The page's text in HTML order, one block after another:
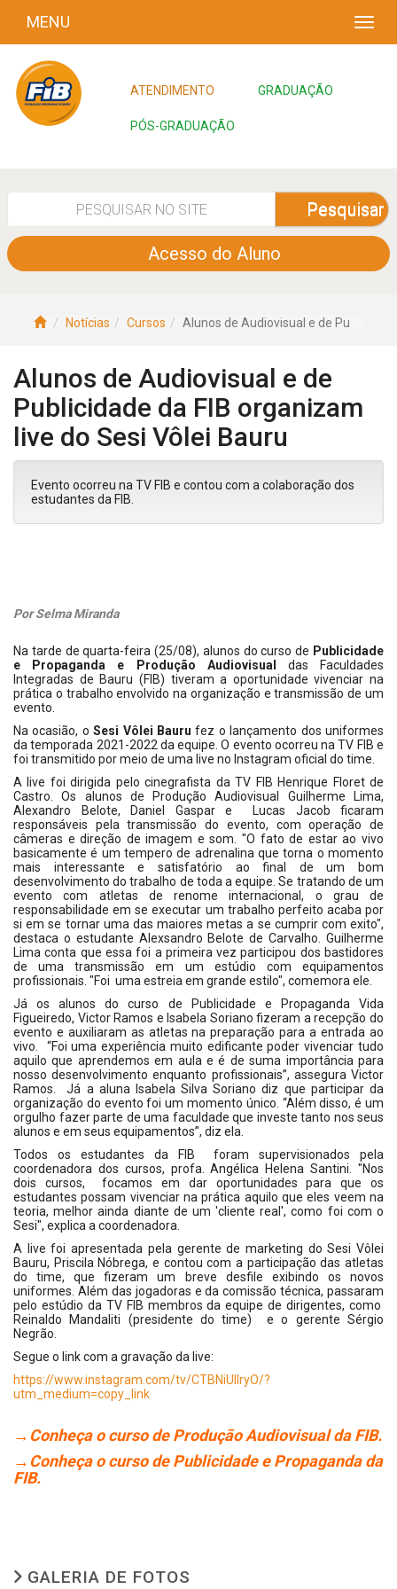
MENU
ATENDIMENTO GRADUAÇÃO
PÓS-GRADUAÇÃO
Pesquisar
Acesso do Aluno
Notícias Cursos Alunos de Audiovisual e de Pu
Alunos de Audiovisual e de
Publicidade da FIB organizam
live do Sesi Vôlei Bauru
Evento ocorreu na TV FIB e contou com a colaboração dos
estudantes da FIB.
Por Selma Miranda
Na tarde de quarta-feira (25/08), alunos do curso de Publicidade
e Propaganda e Produção Audiovisual
das Faculdades
Integradas de Bauru (FIB) tiveram a oportunidade vivenciar na
prática o trabalho envolvido na organização e transmissão de um
evento.
Na ocasião, oSesi Vôlei Bauru fez o lançamento dos uniformes
da temporada 2021-2022 da equipe. O evento ocorreu na TV FIB e
foi transmitido por meio de uma live no Instagram oficial do time.
A live foi dirigida pelo cinegrafista da TV FIB Henrique Floret de
Castro. Os alunos de Produção Audiovisual Guilherme Lima,
Alexandro Belote, Daniel Gaspar e Lucas Jacob ficaram
responsáveis pela transmissão do evento, com operação de
câmeras e direção de imagem e som. "O fato de estar ao vivo
basicamente é um tempero de adrenalina que torna o momento
mais interessante e satisfatório ao final de um bom
desenvolvimento do trabalho de toda a equipe. Se tratando de um
evento com atletas de renome internacional, o grau de
responsabilidade em se executar um trabalho perfeito acaba por
si em se tornar uma das maiores metas a se cumprir com exito",
destaca o estudante Alexsandro Belote de Carvalho. Guilherme
Lima conta que essa foi a primeira vez participou dos bastidores
de uma transmissão em um estúdio com equipamentos
profissionais. "Foi uma estreia em grande estilo", comemora ele.
Já os alunos do curso de Publicidade e Propaganda Vida
Figueiredo, Victor Ramos e Isabela Soriano fizeram a recepção do
evento e auxiliaram as atletas na preparação para a entrada ao
vivo. “Foi uma experiência muito edificante poder vivenciar tudo
aquilo que aprendemos em aula e é de suma importância para
nosso desenvolvimento enquanto profissionais”, assegura Victor
Ramos. Já a aluna Isabela Silva Soriano diz que participar da
organização do evento foi um momento único. “Além disso, é um
orgulho fazer parte de uma faculdade que investe tanto nos seus
alunos e em seus equipamentos”, diz ela.
Todos os estudantes da FIB foram supervisionados pela
coordenadora dos cursos, profa. Angélica Helena Santini. "Nos
dois cursos, focamos em dar oportunidades para que os
estudantes possam vivenciar na prática aquilo que eles veem na
teoria, melhor ainda diante de um 'cliente real', como foi com o
Sesi", explica a coordenadora.
A live foi apresentada pela gerente de marketing do Sesi Vôlei
Bauru, Priscila Nóbrega, e contou com a participação das atletas
do time, que fizeram um breve desfile exibindo os novos
uniformes. Além das jogadoras e da comissão técnica, passaram
pelo estúdio da TV FIB membros da equipe de dirigentes, como
Reinaldo Mandaliti (presidente do time) e o gerente Sérgio
Negrão.
Segue o link com a gravação da live:
https://www.instagram.com/tv/CTBNiUIlryO/?
utm_medium=copy_link
→Conheça o curso de Produção Audiovisual da FIB.
→Conheça o curso de Publicidade e Propaganda da
FIB.
GALERIA DE FOTOS